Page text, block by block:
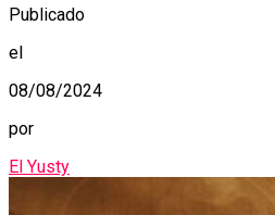
Publicado
el
08/08/2024
por
El Yusty